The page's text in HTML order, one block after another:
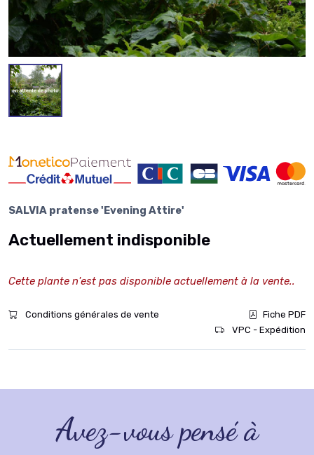
SALVIA pratense 'Evening Attire'
Actuellement indisponible
Cette plante n'est pas disponible actuellement à la vente..
Conditions générales de vente
Fiche PDF
VPC - Expédition
Avez-vous pensé à